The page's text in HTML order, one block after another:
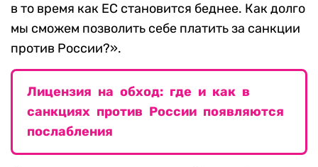
в то время как ЕС становится беднее. Как долго
мы сможем позволить себе платить за санкции
против России?».
Лицензия на обход: где и как в
санкциях против России появляются
послабления